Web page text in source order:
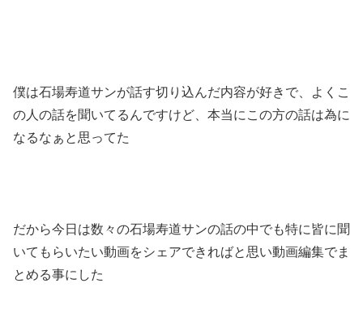
僕は石場寿道サンが話す切り込んだ内容が好きで、よくこ
の人の話を聞いてるんですけど、本当にこの方の話は為に
なるなぁと思ってた
だから今日は数々の石場寿道サンの話の中でも特に皆に聞
いてもらいたい動画をシェアできればと思い動画編集でま
とめる事にした